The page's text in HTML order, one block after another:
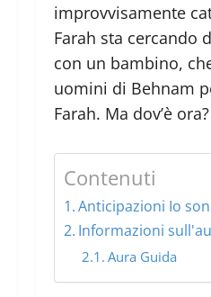
improvvisamente
Farah sta cercando
con un bambino,
uomini di Behnam
Farah. Ma dov’è
Contenuti
Anticipazioni Io
Informazioni
Aura Guida